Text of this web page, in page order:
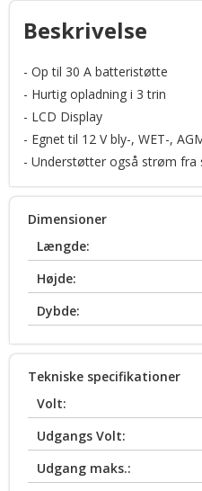
Beskrivelse
- Op til 30 A batteristøtte
- Hurtig opladning i 3 trin
- LCD Display
- Egnet til 12 V bly-, WET-,
- Understøtter også strøm fra
Dimensioner
Længde:
Højde:
Dybde:
Tekniske specifikationer
Volt:
Udgangs Volt:
Udgang maks.: